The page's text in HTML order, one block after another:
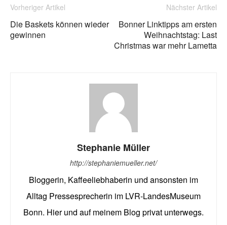
Vorheriger Artikel
Die Baskets können wieder
gewinnen
Nächster Artikel
Bonner Linktipps am ersten
Weihnachtstag: Last
Christmas war mehr Lametta
Stephanie Müller
http://stephaniemueller.net/
Bloggerin, Kaffeeliebhaberin und ansonsten im
Alltag Pressesprecherin im LVR-LandesMuseum
Bonn. Hier und auf meinem Blog privat unterwegs.